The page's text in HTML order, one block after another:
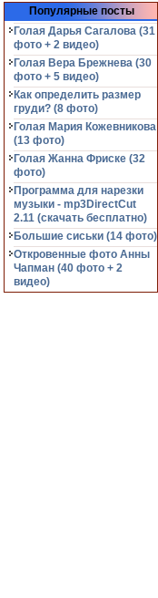
Популярные посты
Голая Дарья Сагалова (31
фото + 2 видео)
Голая Вера Брежнева (30
фото + 5 видео)
Как определить размер
груди? (8 фото)
Голая Мария Кожевникова
(13 фото)
Голая Жанна Фриске (32
фото)
Программа для нарезки
музыки - mp3DirectCut
2.11 (cкачать бесплатно)
Большие сиськи (14 фото)
Откровенные фото Анны
Чапман (40 фото + 2
видео)